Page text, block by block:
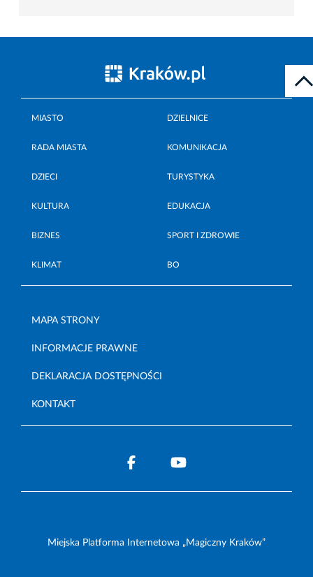
MIASTO DZIELNICE
RADA MIASTA KOMUNIKACJA
DZIECI TURYSTYKA
KULTURA EDUKACJA
BIZNES SPORT I ZDROWIE
KLIMAT BO
MAPA STRONY
INFORMACJE PRAWNE
DEKLARACJA DOSTĘPNOŚCI
KONTAKT
Miejska Platforma Internetowa „Magiczny Kraków”